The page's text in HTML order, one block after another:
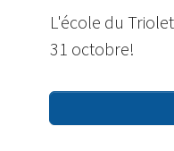
L'école du
31 octobre!